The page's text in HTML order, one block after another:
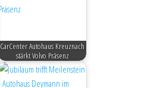
CarCenter Autohaus Kreuznach
stärkt Volvo Präsenz